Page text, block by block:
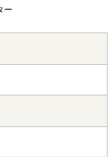
ー